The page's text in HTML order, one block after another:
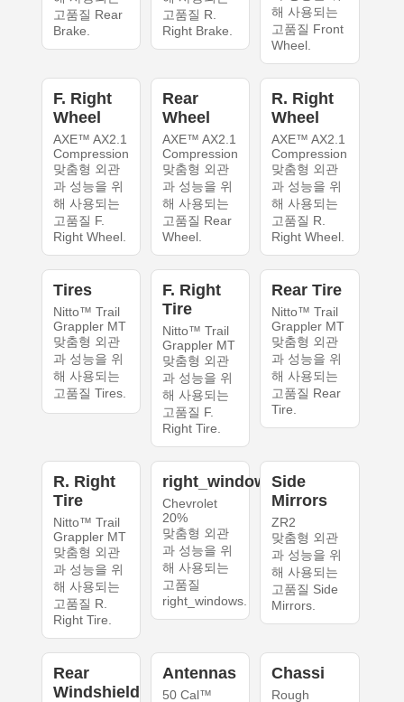
고품질 Rear
Brake.
고품질 R.
Right Brake.
해 사용되는
고품질 Front
Wheel.
F. Right
Wheel
AXE™ AX2.1
Compression
맞춤형 외관
과 성능을 위
해 사용되는
고품질 F.
Right Wheel.
Rear
Wheel
AXE™ AX2.1
Compression
맞춤형 외관
과 성능을 위
해 사용되는
고품질 Rear
Wheel.
R. Right
Wheel
AXE™ AX2.1
Compression
맞춤형 외관
과 성능을 위
해 사용되는
고품질 R.
Right Wheel.
Tires
Nitto™ Trail
Grappler MT
맞춤형 외관
과 성능을 위
해 사용되는
고품질 Tires.
F. Right
Tire
Nitto™ Trail
Grappler MT
맞춤형 외관
과 성능을 위
해 사용되는
고품질 F.
Right Tire.
Rear Tire
Nitto™ Trail
Grappler MT
맞춤형 외관
과 성능을 위
해 사용되는
고품질 Rear
Tire.
R. Right
Tire
Nitto™ Trail
Grappler MT
맞춤형 외관
과 성능을 위
해 사용되는
고품질 R.
Right Tire.
right_windows
Chevrolet
20%
맞춤형 외관
과 성능을 위
해 사용되는
고품질
right_windows.
Side
Mirrors
ZR2
맞춤형 외관
과 성능을 위
해 사용되는
고품질 Side
Mirrors.
Rear
Windshield
Antennas
50 Cal™
Chassi
Rough